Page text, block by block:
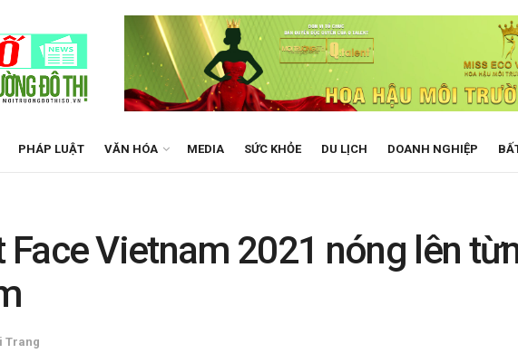
PHÁP LUẬT VĂN HÓA MEDIA SỨC KHỎE DU LỊCH DOANH NGHIỆP
Face Vietnam 2021 nóng lên
Trang